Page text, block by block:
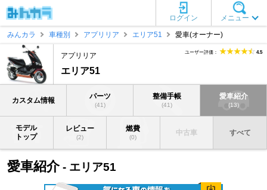
メニュー
ログイン
みんカラ
車種別 アプリリア エリア51 愛車(オーナー)
アプリリア
エリア51
ユーザー評価： 4.5
カスタム情報 パーツ
(41)
整備手帳
(41)
愛車紹介
(13)
モデル
トップ
レビュー
(2)
燃費
(0)
中古車 すべて
愛車紹介- エリア51